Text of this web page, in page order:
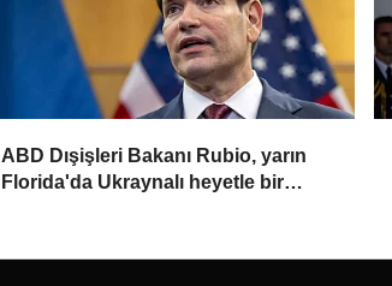
ABD Dışişleri Bakanı Rubio, yarın
Florida'da Ukraynalı heyetle bir